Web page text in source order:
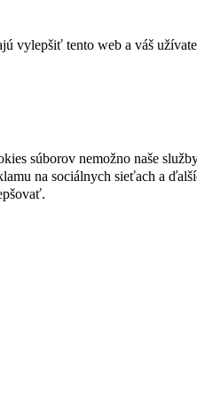
vylepšiť tento web a váš
súborov nemožno naše
na sociálnych sieťach a